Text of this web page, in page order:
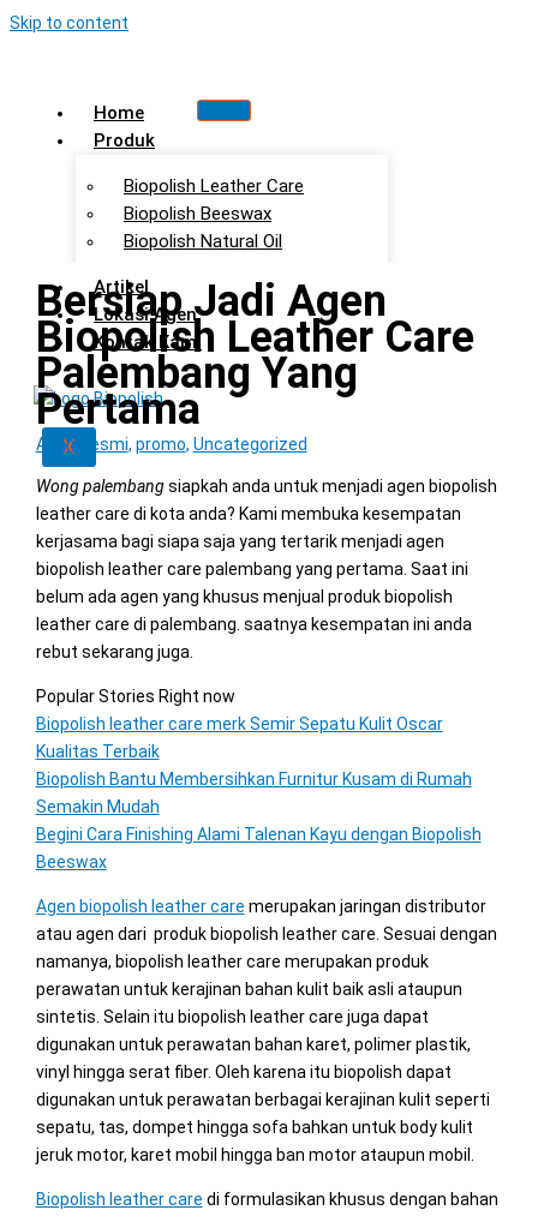
Skip to content
Home
Produk
Biopolish Leather Care
Biopolish Beeswax
Biopolish Natural Oil
Artikel
Lokasi Agen
Kontak Kami
X
Bersiap Jadi Agen
Biopolish Leather Care
Palembang Yang
Pertama
Agen Resmi, promo, Uncategorized
Wong palembangsiapkah anda untuk menjadi agen biopolish
leather care di kota anda? Kami membuka kesempatan
kerjasama bagi siapa saja yang tertarik menjadi agen
biopolish leather care palembang yang pertama. Saat ini
belum ada agen yang khusus menjual produk biopolish
leather care di palembang. saatnya kesempatan ini anda
rebut sekarang juga.
Popular Stories Right now
Biopolish leather care merk Semir Sepatu Kulit Oscar
Kualitas Terbaik
Biopolish Bantu Membersihkan Furnitur Kusam di Rumah
Semakin Mudah
Begini Cara Finishing Alami Talenan Kayu dengan Biopolish
Beeswax
Agen biopolish leather care merupakan jaringan distributor
atau agen dari produk biopolish leather care. Sesuai dengan
namanya, biopolish leather care merupakan produk
perawatan untuk kerajinan bahan kulit baik asli ataupun
sintetis. Selain itu biopolish leather care juga dapat
digunakan untuk perawatan bahan karet, polimer plastik,
vinyl hingga serat fiber. Oleh karena itu biopolish dapat
digunakan untuk perawatan berbagai kerajinan kulit seperti
sepatu, tas, dompet hingga sofa bahkan untuk body kulit
jeruk motor, karet mobil hingga ban motor ataupun mobil.
Biopolish leather care di formulasikan khusus dengan bahan